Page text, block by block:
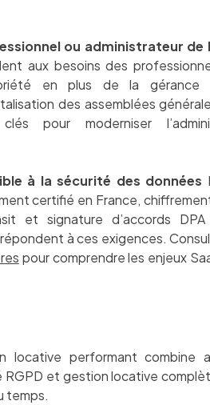
ou administrateur de
aux besoins des
en plus de la gérance
des assemblées
pour moderniser
à la sécurité des données
certifié en France,
et signature d’accords DPA
à ces exigences.
pour comprendre les enjeux
locative performant combine
et gestion locative
temps.